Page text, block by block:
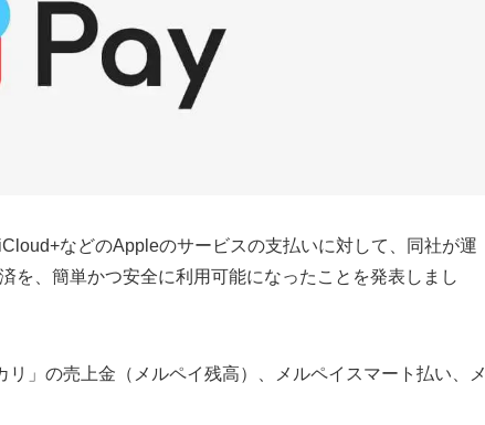
などのAppleのサービスの支払いに対して、同社が運
を、簡単かつ安全に利用可能になったことを発表しまし
」の売上金（メルペイ残高）、メルペイスマート払い、